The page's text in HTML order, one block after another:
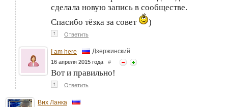
сделала новую запись в сообществе.
Спасибо тёзка за совет
)
↑ Ответить
I am here Дзержинский
16 апреля 2015 года #
Вот и правильно!
↑ Ответить
Вих Ланка